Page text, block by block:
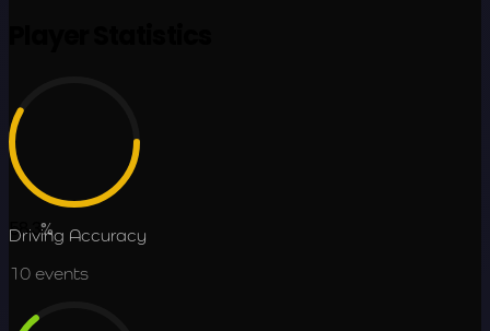
58.3%
Driving Accuracy
10 events